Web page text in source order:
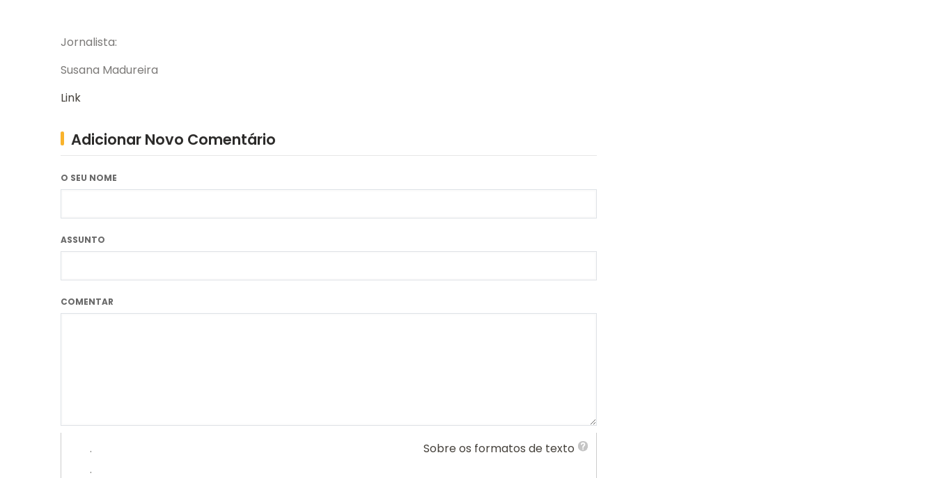
Jornalista:
Susana Madureira
Link
Adicionar Novo Comentário
O SEU NOME
ASSUNTO
COMENTAR
Sobre os formatos de texto
.
.